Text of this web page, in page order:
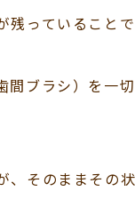
っていることで
ブラシ）を一
そのままその